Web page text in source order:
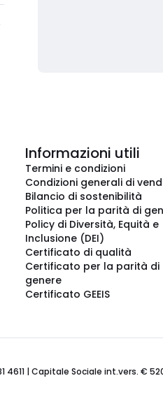
Informazioni utili
Termini e condizioni
Condizioni generali di
Bilancio di sostenibilità
Politica per la parità di
Policy di Diversità, Equità e
Inclusione (DEI)
Certificato di qualità
Certificato per la parità di
genere
Certificato GEEIS
| Capitale Sociale int.vers. €